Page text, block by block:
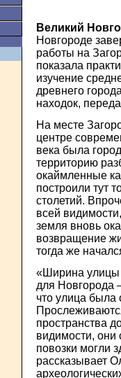
Великий
Новгороде
работы на
показала
изучение
древнего
находок,
На месте
центре
века была
территорию
окаймленные
построили тут
столетий.
всей
земля вновь
возвращение
тогда же
«Ширина улицы
для Новгорода
что улица была
пространства
видимости, они
повозки могли
рассказывает